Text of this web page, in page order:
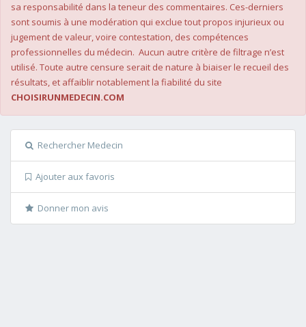
sa responsabilité dans la teneur des commentaires. Ces-derniers
sont soumis à une modération qui exclue tout propos injurieux ou
jugement de valeur, voire contestation, des compétences
professionnelles du médecin. Aucun autre critère de filtrage n’est
utilisé. Toute autre censure serait de nature à biaiser le recueil des
résultats, et affaiblir notablement la fiabilité du site
CHOISIRUNMEDECIN.COM
Rechercher Medecin
Ajouter aux favoris
Donner mon avis